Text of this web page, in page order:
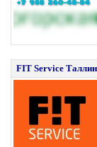
FIT Service